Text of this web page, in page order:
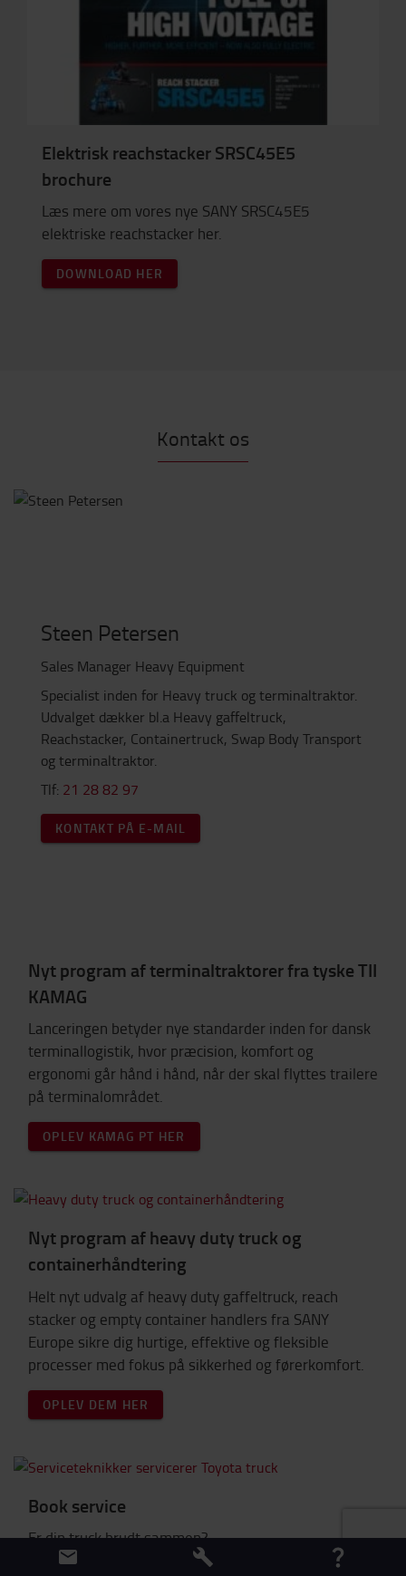
Elektrisk reachstacker SRSC45E5
brochure
Læs mere om vores nye SANY SRSC45E5
elektriske reachstacker her.
DOWNLOAD HER
Kontakt os
Steen Petersen
Sales Manager Heavy Equipment
Specialist inden for Heavy truck og terminaltraktor.
Udvalget dækker bl.a Heavy gaffeltruck,
Reachstacker, Containertruck, Swap Body Transport
og terminaltraktor.
Tlf: 21 28 82 97
KONTAKT PÅ E-MAIL
Nyt program af terminaltraktorer fra tyske TII
KAMAG
Lanceringen betyder nye standarder inden for dansk
terminallogistik, hvor præcision, komfort og
ergonomi går hånd i hånd, når der skal flyttes trailere
på terminalområdet.
OPLEV KAMAG PT HER
Nyt program af heavy duty truck og
containerhåndtering
Helt nyt udvalg af heavy duty gaffeltruck, reach
stacker og empty container handlers fra SANY
Europe sikre dig hurtige, effektive og fleksible
processer med fokus på sikkerhed og førerkomfort.
OPLEV DEM HER
Book service
Er din truck brudt sammen?
Fortvivl ikke - vi er her for hjælpe dig: